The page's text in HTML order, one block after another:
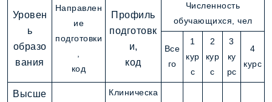
Уровен
ь
образо
вания
Направлен
ие
подготовки
код
Профиль
подготовк
и,
код
Численность
обучающихся, чел
Все
го
1
кур
с
2
кур
с
3
ку
рс
4
курс
Высше
Клиническа